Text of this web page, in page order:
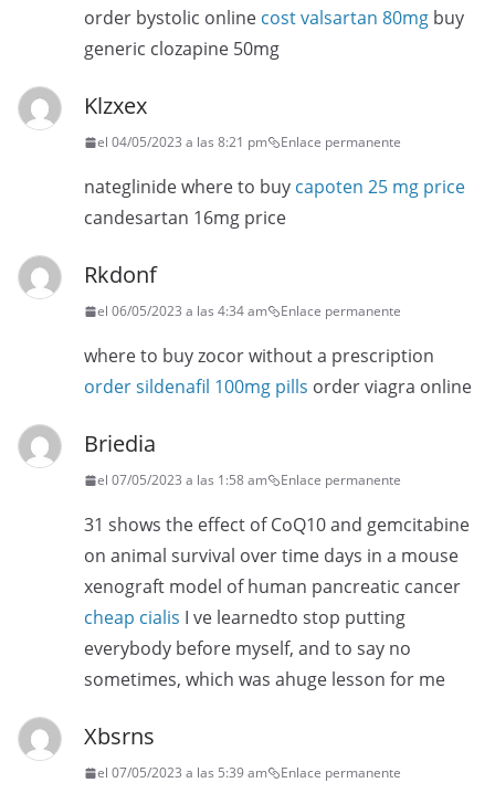
order bystolic online cost valsartan 80mg buy
generic clozapine 50mg
Klzxex
el 04/05/2023 a las 8:21 pm Enlace permanente
nateglinide where to buy capoten 25 mg price
candesartan 16mg price
Rkdonf
el 06/05/2023 a las 4:34 am Enlace permanente
where to buy zocor without a prescription
order sildenafil 100mg pills order viagra online
Briedia
el 07/05/2023 a las 1:58 am Enlace permanente
31 shows the effect of CoQ10 and gemcitabine
on animal survival over time days in a mouse
xenograft model of human pancreatic cancer
cheap cialis I ve learnedto stop putting
everybody before myself, and to say no
sometimes, which was ahuge lesson for me
Xbsrns
el 07/05/2023 a las 5:39 am Enlace permanente